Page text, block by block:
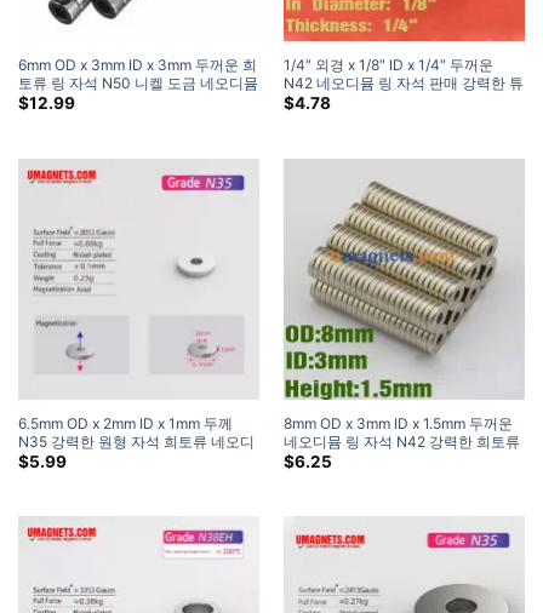
6mm OD x 3mm ID x 3mm 두꺼운 희
토류 링 자석 N50 니켈 도금 네오디뮴
링 자석 판매 공예품
$12.99
1/4″ 외경 x 1/8″ ID x 1/4″ 두꺼운
N42 네오디뮴 링 자석 판매 강력한 튜
브 자석
$4.78
6.5mm OD x 2mm ID x 1mm 두께
N35 강력한 원형 자석 희토류 네오디
뮴 링 자석 작은 도넛 자석 (50 팩)
$5.99
8mm OD x 3mm ID x 1.5mm 두꺼운
네오디뮴 링 자석 N42 강력한 희토류
링 자석 강력한 공예 자석
$6.25